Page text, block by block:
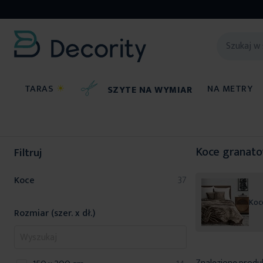
TARAS ☀ SZYTE NA WYMIAR NA METRY
Koce
Filtruj
Koce 37
produkty
Rozmiar (szer. x dł.)